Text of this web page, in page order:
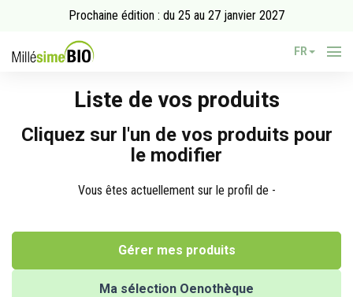
Prochaine édition : du 25 au 27 janvier 2027
FR
Liste de vos produits
Cliquez sur l'un de vos produits pour
le modifier
Vous êtes actuellement sur le profil de -
Gérer mes produits
Ma sélection Oenothèque